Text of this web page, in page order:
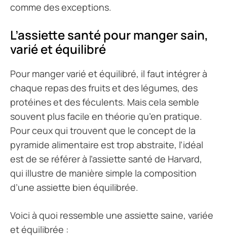
comme des exceptions.
L’assiette santé pour manger sain,
varié et équilibré
Pour manger varié et équilibré, il faut intégrer à
chaque repas des fruits et des légumes, des
protéines et des féculents. Mais cela semble
souvent plus facile en théorie qu’en pratique.
Pour ceux qui trouvent que le concept de la
pyramide alimentaire est trop abstraite, l’idéal
est de se référer à l’assiette santé de Harvard,
qui illustre de manière simple la composition
d’une assiette bien équilibrée.
Voici à quoi ressemble une assiette saine, variée
et équilibrée :